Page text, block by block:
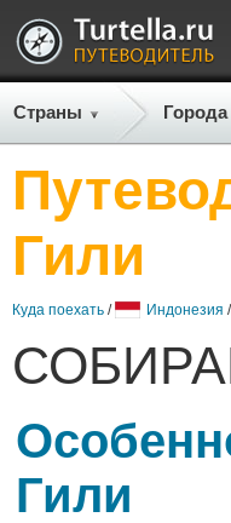
Страны Города
Гили
Куда поехать / Индонезия /
Гили